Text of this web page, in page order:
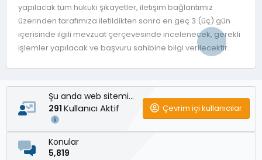
yapılacak tüm hukuki şikayetler, iletişim bağlantımız
üzerinden tarafımıza iletildikten sonra en geç 3 (üç) gün
içerisinde ilgili mevzuat çerçevesinde incelenecek, gerekli
işlemler yapılacak ve başvuru sahibine bilgi verilecektir.
Şu anda web sitemizde
291 Kullanıcı Aktif Çevrim içi kullanıcılar
Konular
5,819